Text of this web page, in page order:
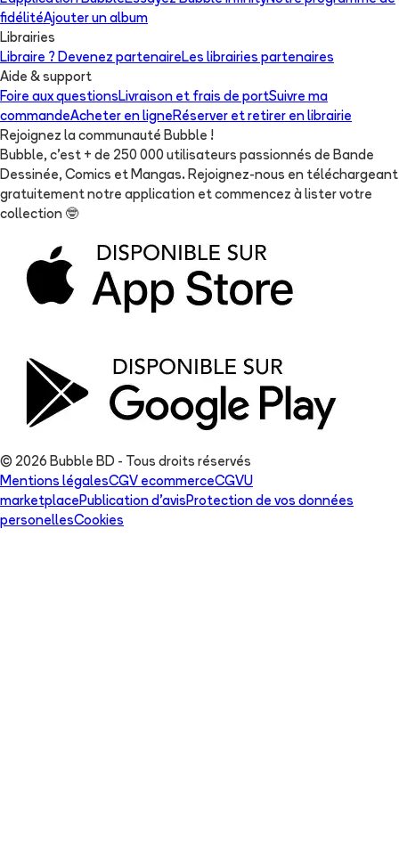
fidélitéAjouter un album
Librairies
Libraire ? Devenez partenaireLes librairies partenaires
Aide & support
Foire aux questionsLivraison et frais de portSuivre ma
commandeAcheter en ligneRéserver et retirer en librairie
Rejoignez la communauté Bubble !
Bubble, c'est + de 250 000 utilisateurs passionnés de Bande
Dessinée, Comics et Mangas. Rejoignez-nous en téléchargeant
gratuitement notre application et commencez à lister votre
collection 🤓
© 2026 Bubble BD - Tous droits réservés
Mentions légalesCGV ecommerceCGVU
marketplacePublication d'avisProtection de vos données
personellesCookies